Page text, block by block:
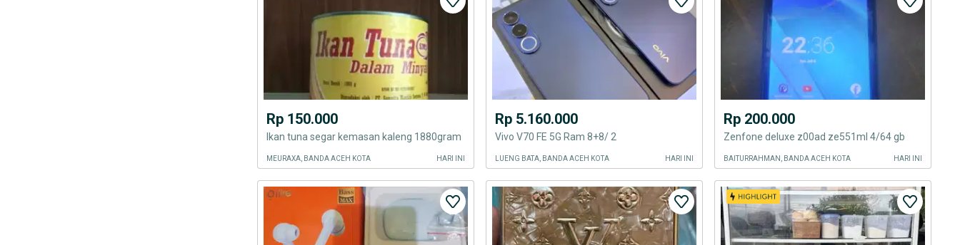
Rp 150.000
Ikan tuna segar kemasan kaleng 1880gram
MEURAXA, BANDA ACEH KOTA HARI INI
Rp 5.160.000
Vivo V70 FE 5G Ram 8+8/ 2
LUENG BATA, BANDA ACEH KOTA HARI INI
Rp 200.000
Zenfone deluxe z00ad ze551ml 4/64 gb
BAITURRAHMAN, BANDA ACEH KOTA HARI INI